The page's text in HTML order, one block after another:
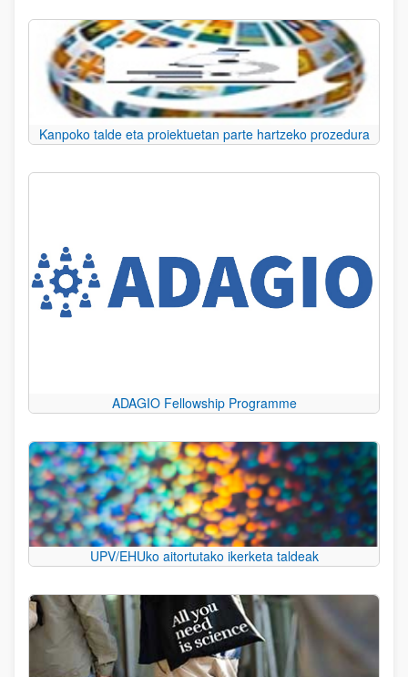
Kanpoko talde eta proiektuetan parte hartzeko prozedura
ADAGIO Fellowship Programme
UPV/EHUko aitortutako ikerketa taldeak